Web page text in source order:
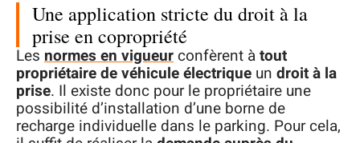
Une application stricte du droit à la
prise en copropriété
Les normes en vigueurconfèrent àtout
propriétaire de véhicule électrique un droit à la
prise. Il existe donc pour le propriétaire une
possibilité d’installation d’une borne de
recharge individuelle dans le parking. Pour cela,